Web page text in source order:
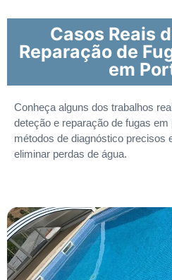
Casos Reais
Reparação de
em
Conheça alguns dos trabalhos
deteção e reparação de fugas
métodos de diagnóstico precisos
eliminar perdas de água.